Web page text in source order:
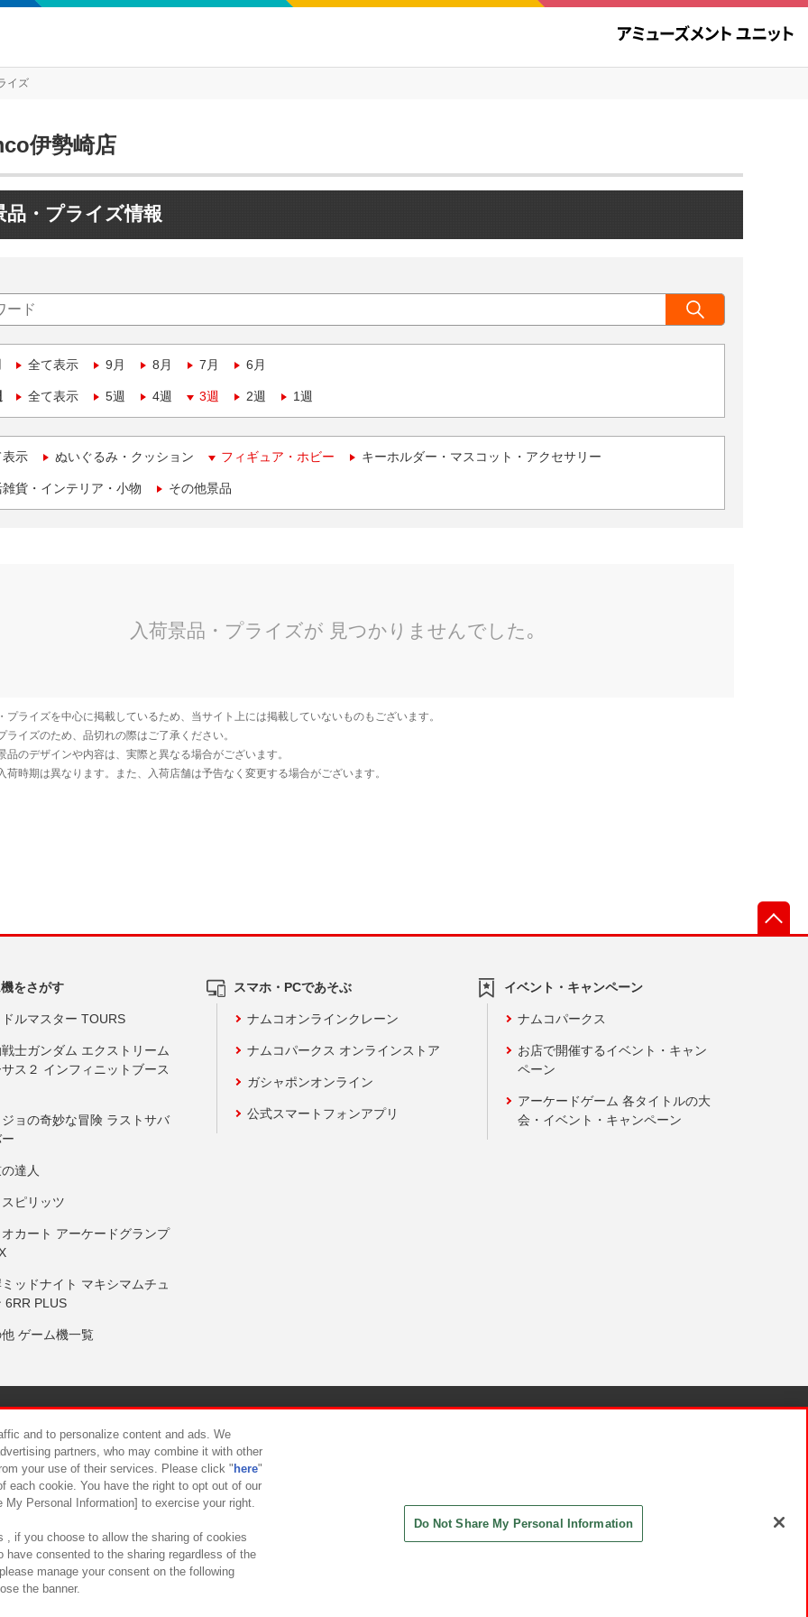
イズ
伊勢崎店
品・プライズ情報
全て表示 9月 8月 7月 6月
全て表示 5週 4週 3週 2週 1週
表示 ぬいぐるみ・クッション フィギュア・ホビー キーホルダー・マスコット・アクセサリー
貨・インテリア・小物 その他景品
をさがす
ルマスター TOURS
士ガンダム エクストリーム
ス２ インフィニットブース
ョの奇妙な冒険 ラストサバ
達人
ピリッツ
カート アーケードグランプ
ッドナイト マキシマムチュ
6RR PLUS
ゲーム機一覧
スマホ・PCであそぶ
ナムコオンラインクレーン
ナムコパークス オンラインストア
ガシャポンオンライン
公式スマートフォンアプリ
イベント・キャンペーン
ナムコパークス
お店で開催するイベント・キャン
ペーン
アーケードゲーム 各タイトルの大
会・イベント・キャンペーン
について カスタマーハラスメント対応方針
and to personalize content and ads. We
partners, who may combine it with other
your use of their services. Please click " here"
each cookie. You have the right to opt out of our
Personal Information] to exercise your right.
, if you choose to allow the sharing of cookies
have consented to the sharing regardless of the
manage your consent on the following
the banner.
Do Not Share My Personal Information